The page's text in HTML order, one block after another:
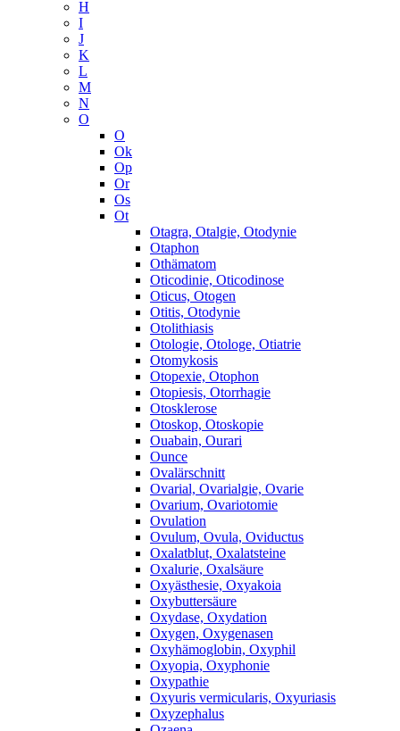
H
I
J
K
L
M
N
O
O
Ok
Op
Or
Os
Ot
Otagra, Otalgie, Otodynie
Otaphon
Othämatom
Oticodinie, Oticodinose
Oticus, Otogen
Otitis, Otodynie
Otolithiasis
Otologie, Otologe, Otiatrie
Otomykosis
Otopexie, Otophon
Otopiesis, Otorrhagie
Otosklerose
Otoskop, Otoskopie
Ouabain, Ourari
Ounce
Ovalärschnitt
Ovarial, Ovarialgie, Ovarie
Ovarium, Ovariotomie
Ovulation
Ovulum, Ovula, Oviductus
Oxalatblut, Oxalatsteine
Oxalurie, Oxalsäure
Oxyästhesie, Oxyakoia
Oxybuttersäure
Oxydase, Oxydation
Oxygen, Oxygenasen
Oxyhämoglobin, Oxyphil
Oxyopia, Oxyphonie
Oxypathie
Oxyuris vermicularis, Oxyuriasis
Oxyzephalus